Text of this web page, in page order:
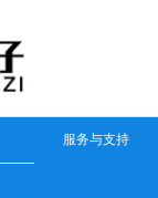
服务与支持